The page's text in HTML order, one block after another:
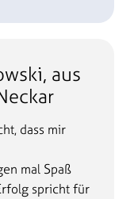
aus
dass mir
mal Spaß
spricht für